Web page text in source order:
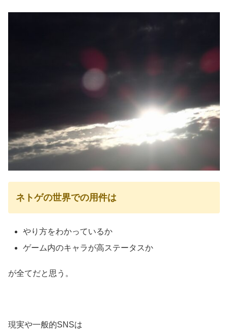
ネトゲの世界での用件は
やり方をわかっているか
ゲーム内のキャラが高ステータスか
が全てだと思う。
現実や一般的SNSは